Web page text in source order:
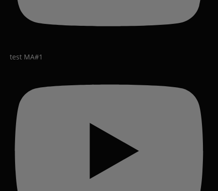
test MA#1